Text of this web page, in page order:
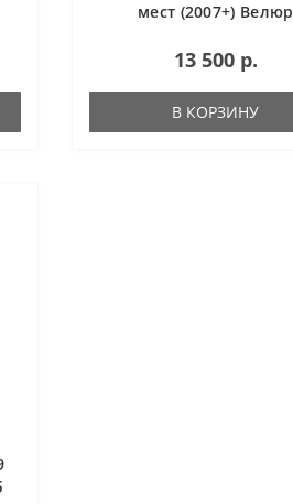
мест (2007+) Велюр
13 500 р.
В КОРЗИНУ